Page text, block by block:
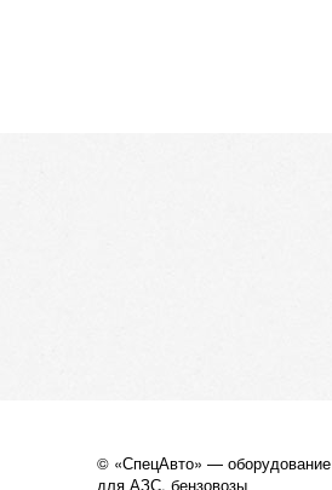
© «СпецАвто» — оборудование
для АЗС, бензовозы